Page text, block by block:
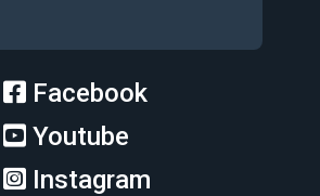
Facebook
Youtube
Instagram